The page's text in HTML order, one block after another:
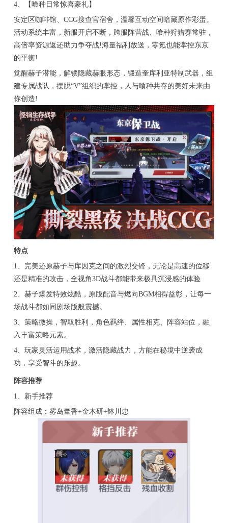
4、【喰种日常惊喜豪礼】
安定区咖啡馆、CCG搜查官宿舍，温馨互动空间暗藏原作彩蛋。
活动系统丰富，新服开启不断，跨服阵营战、喰种狩猎赛常驻，
高倍率资源返还助力争夺战!海量福利放送，零氪也能掌控东京
的平衡!
觉醒赫子潜能，解锁隐藏赫眼形态，锻造奎库利亚特制武器，组
建专属战队，摆脱“V”组织的掌控，人与喰种共存的美好未来由
你创造!
特点
1、完美还原赫子与库因克之间的激烈交锋，无论是高速的位移
还是精准的攻击，全视角3D战斗都能带来极具沉浸感的体验
2、赫子爆发特效炫酷，原版配音与燃向BGM相得益彰，让每一
场战斗都如同剧场版般震撼。
3、策略微操，智取胜利，角色羁绊、属性相克、阵容站位，融
入丰富策略元素。
4、玩家灵活运用战术，激活隐藏战力，方能在秘境中逆袭成
功，享受智斗的乐趣。
阵容推荐
1、新手推荐
阵容组成：雾岛董香+金木研+钵川忠